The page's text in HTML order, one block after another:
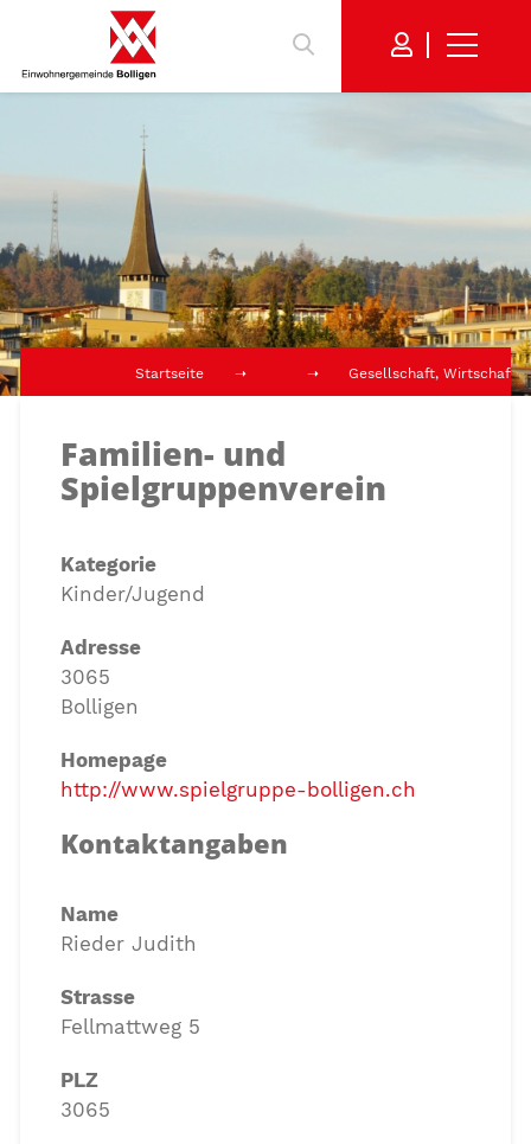
Startseite Gesellschaft, Wirtschaft,
Familien- und
Spielgruppenverein
Kategorie
Kinder/Jugend
Adresse
3065
Bolligen
Homepage
http://www.spielgruppe-bolligen.ch
Kontaktangaben
Name
Rieder Judith
Strasse
Fellmattweg 5
PLZ
3065